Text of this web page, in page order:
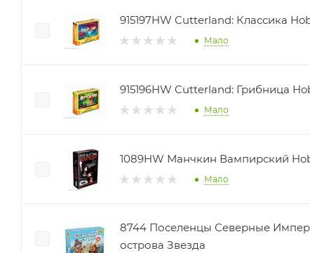
915197HW Cutterland: Классика
Мало
915196HW Cutterland: Грибница
Мало
1089HW Манчкин Вампирский
Мало
8744 Поселенцы Северные
острова Звезда